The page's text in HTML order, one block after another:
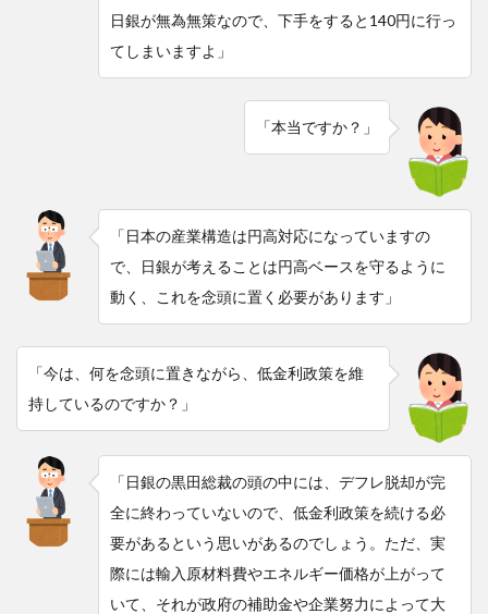
日銀が無為無策なので、下手をすると140円に行っ
てしまいますよ」
「本当ですか？」
「日本の産業構造は円高対応になっていますの
で、日銀が考えることは円高ベースを守るように
動く、これを念頭に置く必要があります」
「今は、何を念頭に置きながら、低金利政策を維
持しているのですか？」
「日銀の黒田総裁の頭の中には、デフレ脱却が完
全に終わっていないので、低金利政策を続ける必
要があるという思いがあるのでしょう。ただ、実
際には輸入原材料費やエネルギー価格が上がって
いて、それが政府の補助金や企業努力によって大